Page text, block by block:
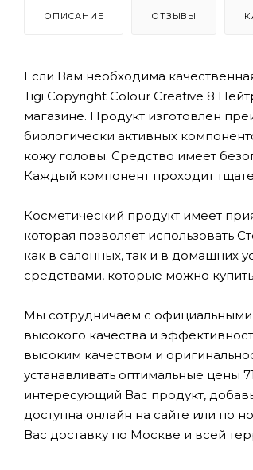
ОПИСАНИЕ ОТЗЫВЫ
Если Вам необходима
Tigi Copyright Colour Creative 8
магазине. Продукт изготовлен
биологически активных
кожу головы. Средство имеет
Каждый компонент проходит
Косметический продукт имеет
которая позволяет использовать
как в салонных, так и в домашних
средствами, которые можно
Мы сотрудничаем с официальными
высокого качества и
высоким качеством и
устанавливать оптимальные цены
интересующий Вас продукт,
доступна онлайн на сайте или по
Вас доставку по Москве и всей